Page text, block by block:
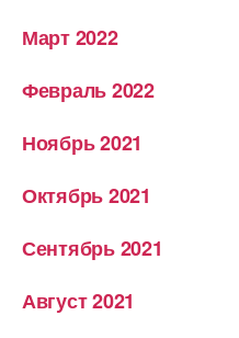
Март 2022
Февраль 2022
Ноябрь 2021
Октябрь 2021
Сентябрь 2021
Август 2021